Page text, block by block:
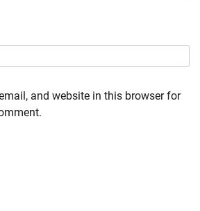
and website in this browser for